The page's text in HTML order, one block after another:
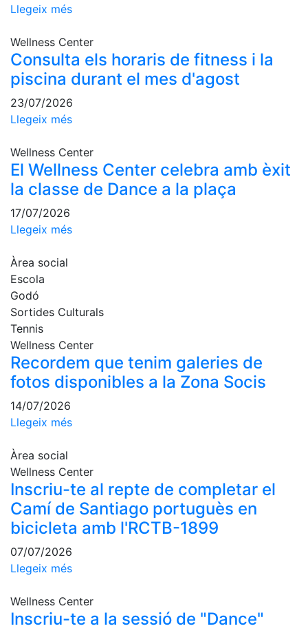
Competicions
Social de
Tennis
Quadres
Quadre
Històric
del
Campionat
Social
Fotos
Pàdel
Pàdel
Campionat
Social Pàdel
Quadres
de joc
Quadre
d'Honor
del
Campionat
Social
Normativa
Altres esports
Àrea social
Activitats
Socials
Llegeix més
Wellness Center
Consulta els horaris de fitness i la
piscina durant el mes d'agost
23/07/2026
Llegeix més
Wellness Center
El Wellness Center celebra amb èxit
la classe de Dance a la plaça
17/07/2026
Llegeix més
Àrea social
Escola
Godó
Sortides Culturals
Tennis
Wellness Center
Recordem que tenim galeries de
fotos disponibles a la Zona Socis
14/07/2026
Llegeix més
Àrea social
Wellness Center
Inscriu-te al repte de completar el
Camí de Santiago portuguès en
bicicleta amb l'RCTB-1899
07/07/2026
Llegeix més
Wellness Center
Inscriu-te a la sessió de "Dance"